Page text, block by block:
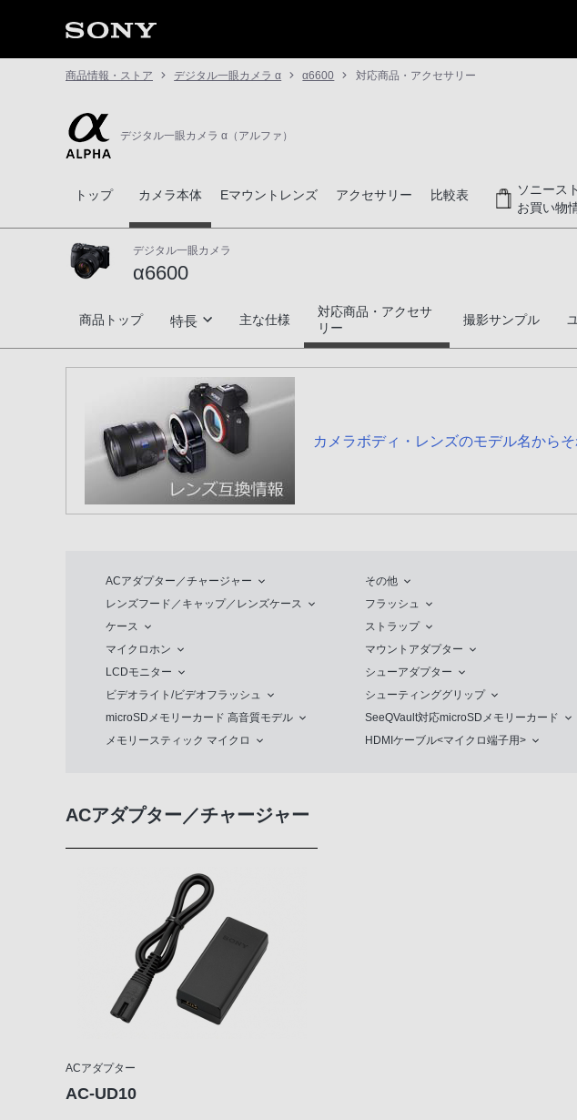
商品情報・ストア デジタル一眼カメラ α α6600 対応商品・アクセサリー
デジタル一眼カメラ α（アルファ）
トップ カメラ本体 Eマウントレンズ アクセサリー 比較表
ソニース
お買い物
デジタル一眼カメラ
α6600
α6600
商品トップ 特長
決定的瞬間を捉えるスピード性能
光学式5軸ボディ内手ブレ補正
さらに進化した描写性能
高解像4K動画と多彩な動画機能/WEBカメラ対応
撮影後に広がる楽しみ
主な仕様
対応商品・アクセサ
リー
撮影サンプル
カメラボディ・レンズのモデル名から
ACアダプター／チャージャー その他
レンズフード／キャップ／レンズケース
フラッシュ
ケース
ストラップ
マイクロホン
マウントアダプター
LCDモニター
シューアダプター
ビデオライト/ビデオフラッシュ
シューティンググリップ
microSDメモリーカード 高音質モデル
SeeQVault対応microSDメモリーカード
メモリースティック マイクロ
HDMIケーブル<マイクロ端子用>
ACアダプター／チャージャー
ACアダプター
AC-UD10